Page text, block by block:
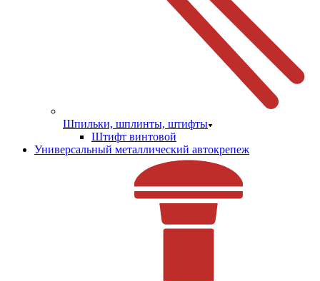
Шпильки, шплинты, штифты
Штифт винтовой
Универсальный металлический автокрепеж